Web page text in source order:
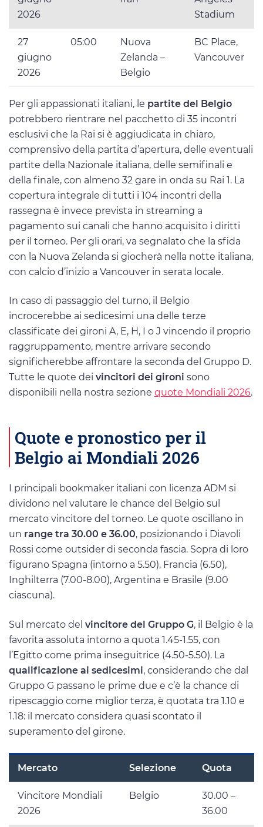
2026
Stadium
27
giugno
2026
05:00
Nuova
Zelanda –
Belgio
BC Place,
Vancouver
Per gli appassionati italiani, le partite del Belgio
potrebbero rientrare nel pacchetto di 35 incontri
esclusivi che la Rai si è aggiudicata in chiaro,
comprensivo della partita d’apertura, delle eventuali
partite della Nazionale italiana, delle semifinali e
della finale, con almeno 32 gare in onda su Rai 1. La
copertura integrale di tutti i 104 incontri della
rassegna è invece prevista in streaming a
pagamento sui canali che hanno acquisito i diritti
per il torneo. Per gli orari, va segnalato che la sfida
con la Nuova Zelanda si giocherà nella notte italiana,
con calcio d’inizio a Vancouver in serata locale.
In caso di passaggio del turno, il Belgio
incrocerebbe ai sedicesimi una delle terze
classificate dei gironi A, E, H, I o J vincendo il proprio
raggruppamento, mentre arrivare secondo
significherebbe affrontare la seconda del Gruppo D.
Tutte le quote dei vincitori dei gironi sono
disponibili nella nostra sezione quote Mondiali 2026.
Quote e pronostico per il
Belgio ai Mondiali 2026
I principali bookmaker italiani con licenza ADM si
dividono nel valutare le chance del Belgio sul
mercato vincitore del torneo. Le quote oscillano in
un range tra 30.00 e 36.00, posizionando i Diavoli
Rossi come outsider di seconda fascia. Sopra di loro
figurano Spagna (intorno a 5.50), Francia (6.50),
Inghilterra (7.00-8.00), Argentina e Brasile (9.00
ciascuna).
Sul mercato del vincitore del Gruppo G, il Belgio è la
favorita assoluta intorno a quota 1.45-1.55, con
l’Egitto come prima inseguitrice (4.50-5.50). La
qualificazione ai sedicesimi, considerando che dal
Gruppo G passano le prime due e c’è la chance di
ripescaggio come miglior terza, è quotata tra 1.10 e
1.18: il mercato considera quasi scontato il
superamento del girone.
Mercato Selezione Quota
Vincitore Mondiali
2026
Belgio
30.00 –
36.00